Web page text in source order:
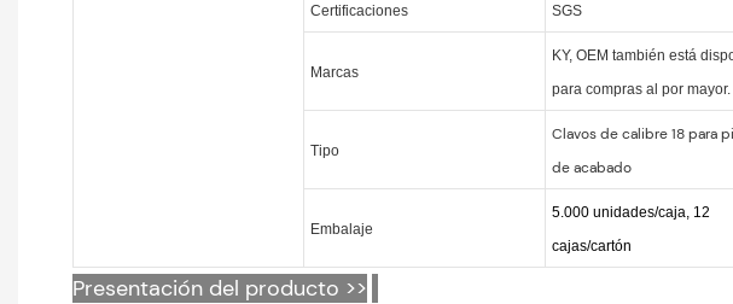
Certificaciones SGS
Marcas
KY, OEM también está
para compras al por mayor.
Tipo
Clavos de calibre 18 para
de acabado
Embalaje
5.000 unidades/caja, 12
cajas/cartón
Presentación del producto >>